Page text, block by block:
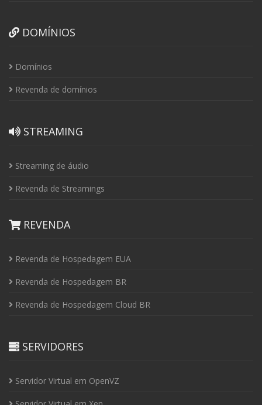
DOMÍNIOS
Domínios
Revenda de domínios
STREAMING
Streaming de áudio
Revenda de Streamings
REVENDA
Revenda de Hospedagem EUA
Revenda de Hospedagem BR
Revenda de Hospedagem Cloud BR
SERVIDORES
Servidor Virtual em OpenVZ